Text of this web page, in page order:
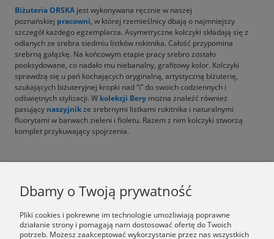
Biżuteria ORSKA jest wykonywana ręcznie w naszej
poznańskiej pracowni, w której rzemieślnicy dbają o najmniejszy
szczegół każdego egzemplarza. Asymetryczne kolczyki składają się z
odlanych ze srebra siedmiu listków rokitnika. Całość przypomina
srebrną gałązkę. Na końcowym etapie pracy srebro zostało
pooksydowane, co nadało mu niebanalny, grafitowy kolor. Kolczyki
sprawdzą się u pań kochających oryginalną, artystyczną biżuterię,
szukających biżuteryjnej kropki nad “i” do swoich codziennych i
odświętnych stylizacji. W kolekcji Bery można znaleźć również
pasujący naszyjnikze srebrnymi listkami rokitnika i naturalnymi
fluorytami w barwach zieleni i fioletu. Razem z nim kolczyki stworzą
komplet przykuwający spojrzenia.
ŚWIAT ORSKA
Dbamy o Twoją prywatność
Pliki cookies i pokrewne im technologie umożliwiają poprawne
działanie strony i pomagają nam dostosować ofertę do Twoich
potrzeb. Możesz zaakceptować wykorzystanie przez nas wszystkich